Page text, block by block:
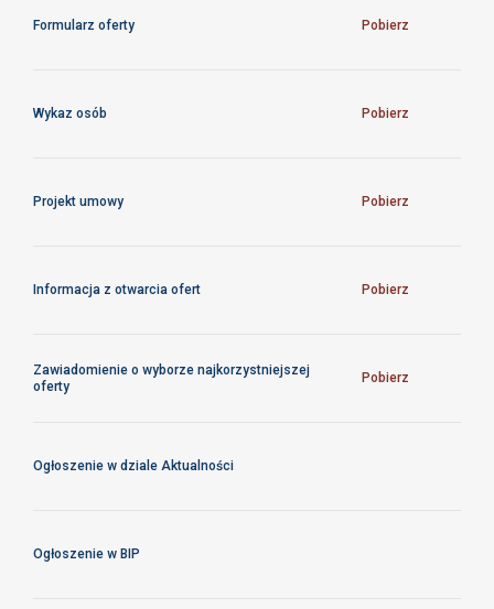
Formularz oferty Pobierz
Wykaz osób Pobierz
Projekt umowy Pobierz
Informacja z otwarcia ofert Pobierz
Zawiadomienie o wyborze najkorzystniejszej
oferty
Pobierz
Ogłoszenie w dziale Aktualności
Ogłoszenie w BIP